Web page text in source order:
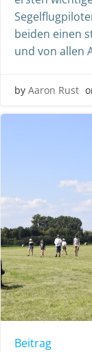
beiden einen
und von allen
by Aaron Rust
Beitrag